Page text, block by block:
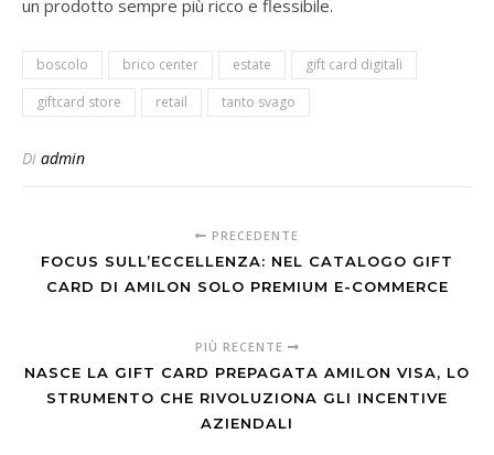
un prodotto sempre più ricco e flessibile.
boscolo brico center estate
gift card digitali
giftcard store
retail tanto svago
Di admin
PRECEDENTE
FOCUS SULL’ECCELLENZA: NEL CATALOGO GIFT
CARD DI AMILON SOLO PREMIUM E-COMMERCE
PIÙ RECENTE
NASCE LA GIFT CARD PREPAGATA AMILON VISA, LO
STRUMENTO CHE RIVOLUZIONA GLI INCENTIVE
AZIENDALI